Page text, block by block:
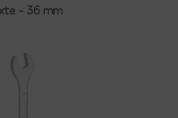
- 36 mm